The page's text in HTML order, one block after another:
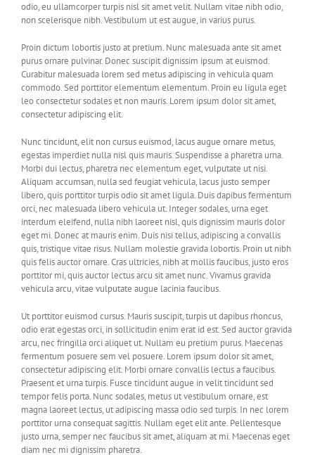
odio, eu ullamcorper turpis nisl sit amet velit. Nullam vitae nibh odio,
non scelerisque nibh. Vestibulum ut est augue, in varius purus.
Proin dictum lobortis justo at pretium. Nunc malesuada ante sit amet
purus ornare pulvinar. Donec suscipit dignissim ipsum at euismod.
Curabitur malesuada lorem sed metus adipiscing in vehicula quam
commodo. Sed porttitor elementum elementum. Proin eu ligula eget
leo consectetur sodales et non mauris. Lorem ipsum dolor sit amet,
consectetur adipiscing elit.
Nunc tincidunt, elit non cursus euismod, lacus augue ornare metus,
egestas imperdiet nulla nisl quis mauris. Suspendisse a pharetra urna.
Morbi dui lectus, pharetra nec elementum eget, vulputate ut nisi.
Aliquam accumsan, nulla sed feugiat vehicula, lacus justo semper
libero, quis porttitor turpis odio sit amet ligula. Duis dapibus fermentum
orci, nec malesuada libero vehicula ut. Integer sodales, urna eget
interdum eleifend, nulla nibh laoreet nisl, quis dignissim mauris dolor
eget mi. Donec at mauris enim. Duis nisi tellus, adipiscing a convallis
quis, tristique vitae risus. Nullam molestie gravida lobortis. Proin ut nibh
quis felis auctor ornare. Cras ultricies, nibh at mollis faucibus, justo eros
porttitor mi, quis auctor lectus arcu sit amet nunc. Vivamus gravida
vehicula arcu, vitae vulputate augue lacinia faucibus.
Ut porttitor euismod cursus. Mauris suscipit, turpis ut dapibus rhoncus,
odio erat egestas orci, in sollicitudin enim erat id est. Sed auctor gravida
arcu, nec fringilla orci aliquet ut. Nullam eu pretium purus. Maecenas
fermentum posuere sem vel posuere. Lorem ipsum dolor sit amet,
consectetur adipiscing elit. Morbi ornare convallis lectus a faucibus.
Praesent et urna turpis. Fusce tincidunt augue in velit tincidunt sed
tempor felis porta. Nunc sodales, metus ut vestibulum ornare, est
magna laoreet lectus, ut adipiscing massa odio sed turpis. In nec lorem
porttitor urna consequat sagittis. Nullam eget elit ante. Pellentesque
justo urna, semper nec faucibus sit amet, aliquam at mi. Maecenas eget
diam nec mi dignissim pharetra.